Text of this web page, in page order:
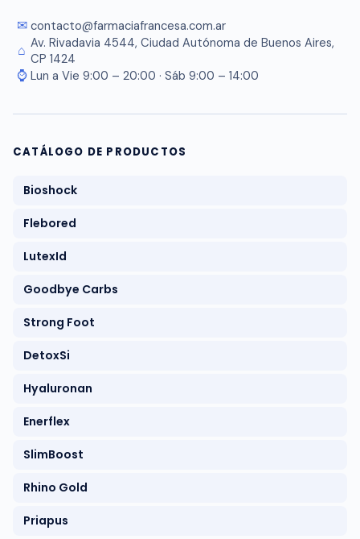
✉ contacto@farmaciafrancesa.com.ar
⌂ Av. Rivadavia 4544, Ciudad Autónoma de Buenos Aires,
CP 1424
⌚ Lun a Vie 9:00 – 20:00 · Sáb 9:00 – 14:00
CATÁLOGO DE PRODUCTOS
Bioshock
Flebored
LutexId
Goodbye Carbs
Strong Foot
DetoxSi
Hyaluronan
Enerflex
SlimBoost
Rhino Gold
Priapus